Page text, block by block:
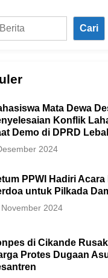
Cari
Mata Dewa
Konflik
Demo di DPRD
2024
PPWI Hadiri
untuk Pilkada
November 2024
di Cikande
Protes Dugaan